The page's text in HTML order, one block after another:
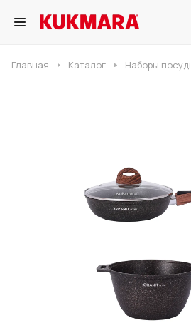
Главная Каталог Наборы